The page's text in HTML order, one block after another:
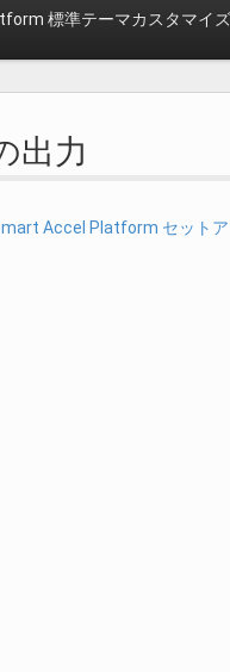
標準テーマカスタマイ
出力
Accel Platform セット